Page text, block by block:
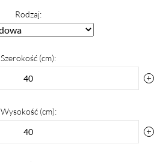
Rodzaj:
Szerokość (cm):
Wysokość (cm):